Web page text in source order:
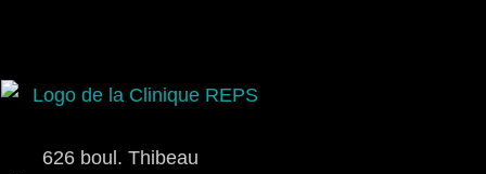
626 boul. Thibeau